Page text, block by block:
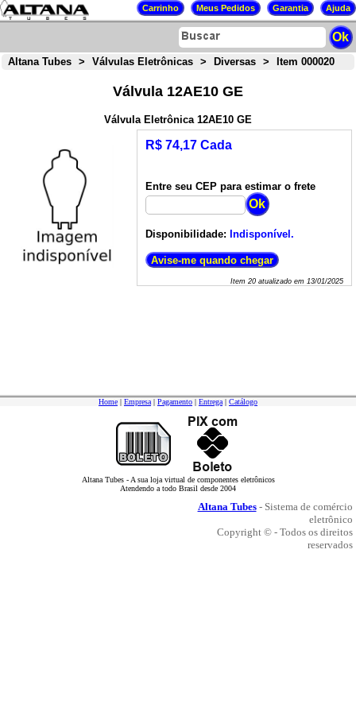
Altana Tubes > Válvulas Eletrônicas > Diversas > Item 000020
Válvula 12AE10 GE
Válvula Eletrônica 12AE10 GE
R$ 74,17 Cada
Entre seu CEP para estimar o frete
Disponibilidade: Indisponível.
Item 20atualizado em 13/01/2025
Home | Empresa | Pagamento | Entrega | Catálogo
Altana Tubes - A sua loja virtual de componentes eletrônicos
Atendendo a todo Brasil desde 2004
Altana Tubes- Sistema de comércio
eletrônico
Copyright © - Todos os direitos
reservados